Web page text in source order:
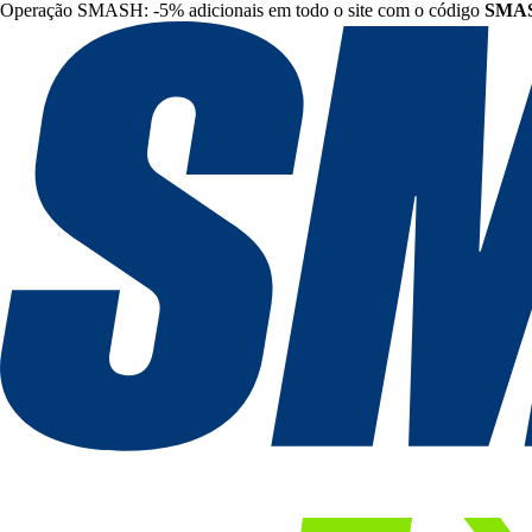
Operação SMASH: -5% adicionais em todo o site com o código